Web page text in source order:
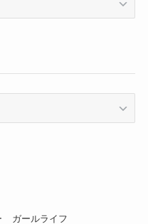
ガールライフ